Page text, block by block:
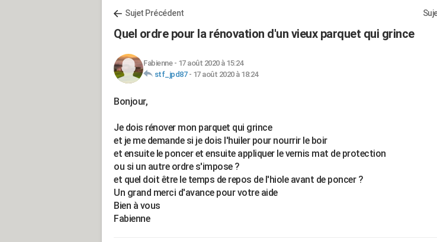
Sujet Précédent
Quel ordre pour la rénovation d'un vieux parquet qui grince
Fabienne- 17 août 2020 à 15:24
stf_jpd87- 17 août 2020 à 18:24
Bonjour,
Je dois rénover mon parquet qui grince
et je me demande si je dois l'huiler pour nourrir le boir
et ensuite le poncer et ensuite appliquer le vernis mat de protection
ou si un autre ordre s'impose ?
et quel doit être le temps de repos de l'hiole avant de poncer ?
Un grand merci d'avance pour votre aide
Bien à vous
Fabienne